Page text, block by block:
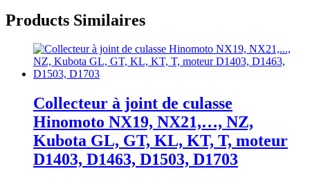
Products Similaires
Collecteur à joint de culasse
Hinomoto NX19, NX21,…, NZ,
Kubota GL, GT, KL, KT, T, moteur
D1403, D1463, D1503, D1703